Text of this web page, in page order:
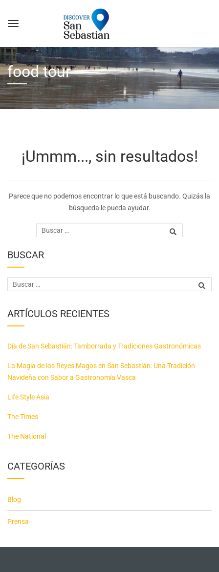
food tour
¡Ummm..., sin resultados!
Parece que no podemos encontrar lo que está buscando. Quizás la
búsqueda le pueda ayudar.
BUSCAR
ARTÍCULOS RECIENTES
Día de San Sebastián: Tamborrada y Tradiciones Gastronómicas
La Magia de los Reyes Magos en San Sebastián: Una Tradición
Navideña con Sabor a Gastronomía Vasca
Life Style Asia
The Times
The National
CATEGORÍAS
Blog
Prensa